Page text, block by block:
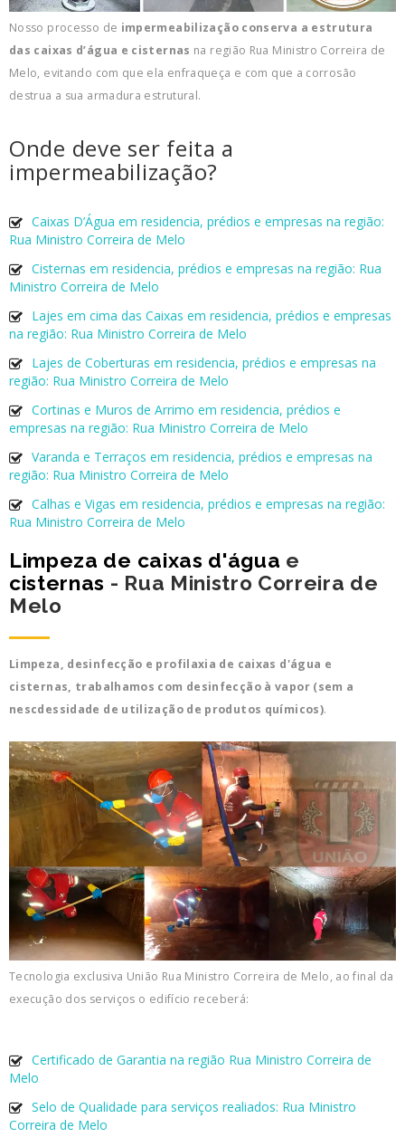
Nosso processo de impermeabilização conserva a estrutura
das caixas d’água e cisternas na região Rua Ministro Correira de
Melo, evitando com que ela enfraqueça e com que a corrosão
destrua a sua armadura estrutural.
Onde deve ser feita a
impermeabilização?
Caixas D’Água em residencia, prédios e empresas na região:
Rua Ministro Correira de Melo
Cisternas em residencia, prédios e empresas na região: Rua
Ministro Correira de Melo
Lajes em cima das Caixas em residencia, prédios e empresas
na região: Rua Ministro Correira de Melo
Lajes de Coberturas em residencia, prédios e empresas na
região: Rua Ministro Correira de Melo
Cortinas e Muros de Arrimo em residencia, prédios e
empresas na região: Rua Ministro Correira de Melo
Varanda e Terraços em residencia, prédios e empresas na
região: Rua Ministro Correira de Melo
Calhas e Vigas em residencia, prédios e empresas na região:
Rua Ministro Correira de Melo
Limpeza de caixas d'água e
cisternas - Rua Ministro Correira de
Melo
Limpeza, desinfecção e profilaxia de caixas d'água e
cisternas, trabalhamos com desinfecção à vapor (sem a
nescdessidade de utilização de produtos químicos).
Tecnologia exclusiva União Rua Ministro Correira de Melo, ao final da
execução dos serviços o edifício receberá:
Certificado de Garantia na região Rua Ministro Correira de
Melo
Selo de Qualidade para serviços realiados: Rua Ministro
Correira de Melo